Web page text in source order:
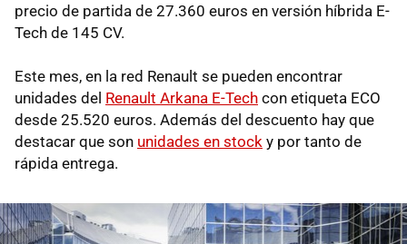
precio de partida de 27.360 euros en versión híbrida E-
Tech de 145 CV.
Este mes, en la red Renault se pueden encontrar
unidades del Renault Arkana E-Tech con etiqueta ECO
desde 25.520 euros. Además del descuento hay que
destacar que son unidades en stock y por tanto de
rápida entrega.